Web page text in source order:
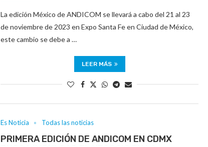
La edición México de ANDICOM se llevará a cabo del 21 al 23
de noviembre de 2023 en Expo Santa Fe en Ciudad de México,
este cambio se debe a …
LEER MÁS
Es Noticia Todas las noticias
PRIMERA EDICIÓN DE ANDICOM EN CDMX